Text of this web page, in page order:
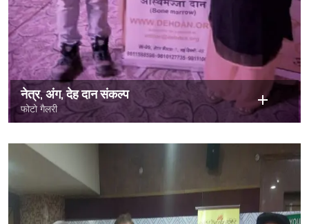
नेत्र, अंग, देह दान संकल्प
फोटो गैलरी